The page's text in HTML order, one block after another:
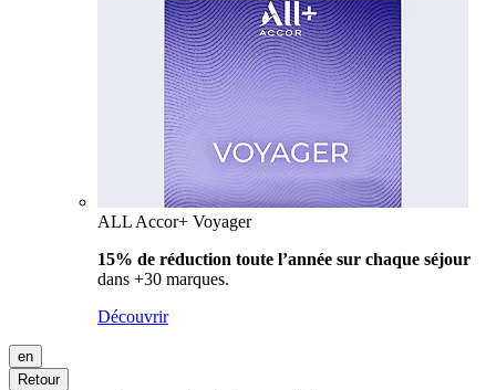
ALL Accor+ Voyager
15% de réduction toute l’année sur chaque séjour
dans +30 marques.
Découvrir
en
Retour